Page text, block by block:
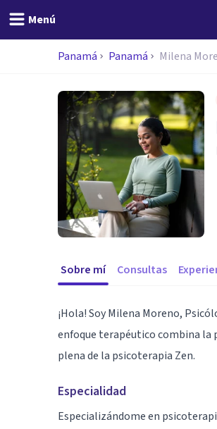
Menú
Panamá Panamá Milena
Sobre mí Consultas
¡Hola! Soy Milena Moreno,
enfoque terapéutico combina la
plena de la psicoterapia Zen.
Especialidad
Especializándome en